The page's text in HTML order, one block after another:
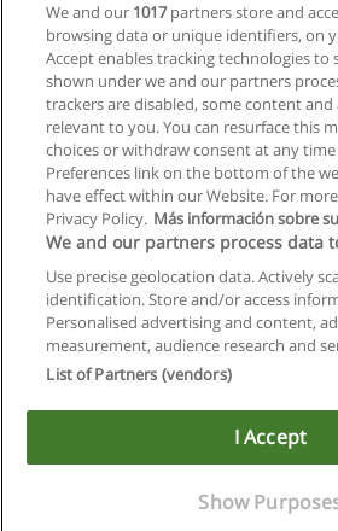
Nächste
Seite1von2
Allgemeinen
Datenschutzpolitik
In Verbindung setzen mit
Copyright © Educaedu Business S.L. -
We and our 1017partners store and
browsing data or unique identifiers, on
Accept enables tracking technologies
shown under we and our partners
trackers are disabled, some content
relevant to you. You can resurface this
choices or withdraw consent at any
Preferences link on the bottom of the
have effect within our Website. For
Privacy Policy. Más información sobre
We and our partners process data
Use precise geolocation data. Actively
identification. Store and/or access
Personalised advertising and content,
measurement, audience research and
List of Partners (vendors)
I Accept
Show